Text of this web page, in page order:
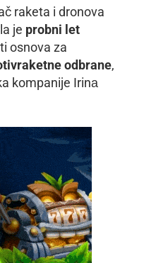
raketa i dronova
je probni let
osnova za
odbrane,
kompanije Irinа